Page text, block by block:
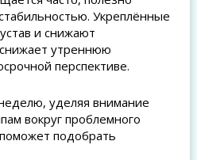
Укреплённые
и снижают
утреннюю
перспективе.
уделяя внимание
вокруг проблемного
подобрать